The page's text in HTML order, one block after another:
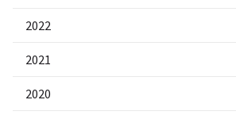
2022
2021
2020